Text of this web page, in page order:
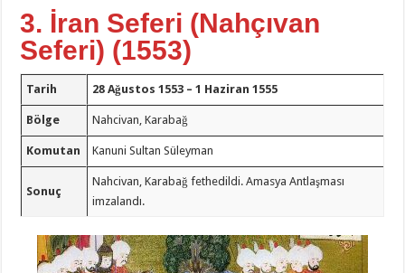
3. İran Seferi (Nahçıvan
Seferi) (1553)
Tarih 28 Ağustos 1553 – 1 Haziran 1555
Bölge Nahcivan, Karabağ
Komutan Kanuni Sultan Süleyman
Sonuç
Nahcivan, Karabağ fethedildi. Amasya Antlaşması
imzalandı.